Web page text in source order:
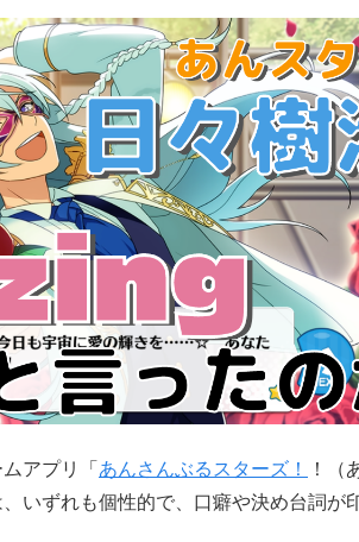
アプリ「 あんさんぶるスターズ！
！（
いずれも個性的で、口癖や決め台詞が